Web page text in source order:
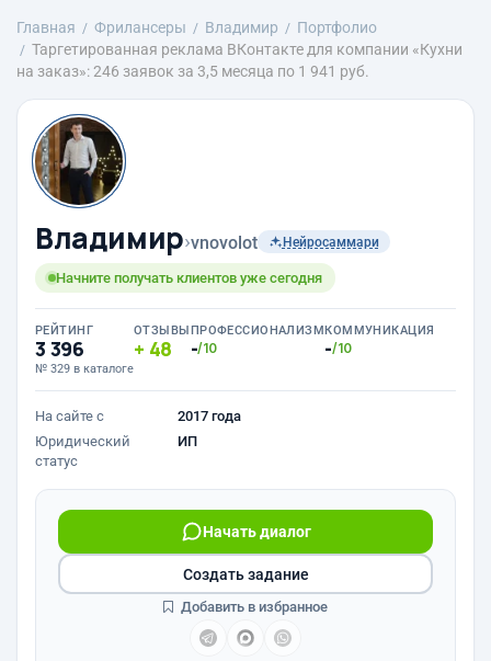
Главная Фрилансеры Владимир
Портфолио
Таргетированная реклама ВКонтакте для компании «Кухни
на заказ»: 246 заявок за 3,5 месяца по 1 941 руб.
Владимир›vnovolot Нейросаммари
Начните получать клиентов уже сегодня
РЕЙТИНГ
3 396
№ 329 в каталоге
ОТЗЫВЫ
48
ПРОФЕССИОНАЛИЗМ
-/10
КОММУНИКАЦИЯ
-/10
На сайте с
2017 года
Юридический
статус
ИП
Начать диалог
Создать задание
Добавить в избранное